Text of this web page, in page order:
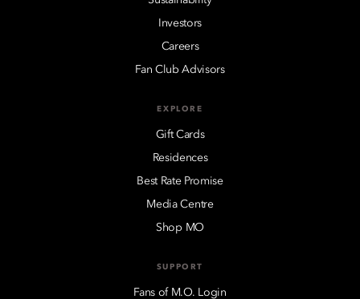
Investors
Careers
Fan Club Advisors
EXPLORE
Gift Cards
Residences
Best Rate Promise
Media Centre
Shop MO
SUPPORT
Fans of M.O. Login